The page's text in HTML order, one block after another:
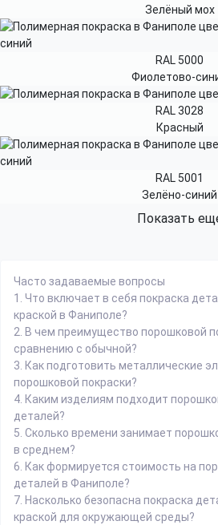
Зелёный мох
RAL 5000
Фиолетово-
RAL 3028
Красный
RAL 5001
Зелёно-синий
Показать
Часто задаваемые вопросы
1. Что включает в себя покраска
краской в Фаниполе?
2. В чем преимущество порошковой
сравнению с обычной?
3. Как подготовить металлические
порошковой покраски?
4. Каким изделиям подходит
деталей?
5. Сколько времени занимает
в среднем?
6. Как формируется стоимость на
деталей в Фаниполе?
7. Насколько безопасна покраска
краской для окружающей среды?